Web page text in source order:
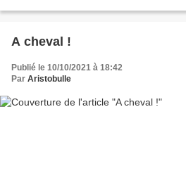
A cheval !
Publié le 10/10/2021 à 18:42
Par Aristobulle